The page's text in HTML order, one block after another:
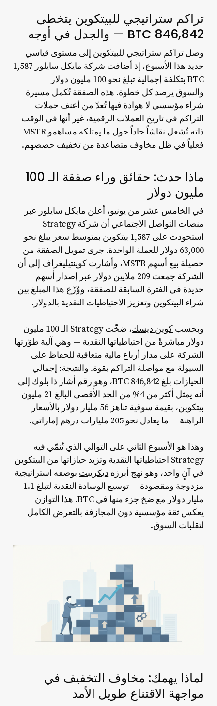
تراكم ستراتيجي للبيتكوين يتخطى
846,842 BTC — والجدل في أوجه
وصل تراكم ستراتيجي للبيتكوين إلى مستوى قياسي
جديد هذا الأسبوع، إذ أضافت شركة مايكل سايلور 1,587
BTC بتكلفة إجمالية تبلغ نحو 100 مليون دولار —
والسوق يرصد كل خطوة. هذه الصفقة تُكمل مسيرة
شراء مؤسسي لا هوادة فيها تُعدّ من أعنف حملات
التراكم في تاريخ العملات الرقمية، غير أنها في الوقت
ذاته تُشعل نقاشاً حاداً حول ما يمتلكه مساهمو MSTR
فعلياً في ظل مخاوف متصاعدة من تخفيف حصصهم.
ماذا حدث: حقائق وراء صفقة الـ 100
مليون دولار
في الخامس عشر من يونيو، أعلن مايكل سايلور عبر
منصات التواصل الاجتماعي أن شركة Strategy
استحوذت على 1,587 بيتكوين بمتوسط سعر يبلغ نحو
63,000 دولار للعملة الواحدة. جرى تمويل الصفقة من
حصيلة بيع أسهم MSTR، وأشارت
كوينتيليغراف إلى أن
الشركة جمعت 209 ملايين دولار عبر إصدار أسهم
جديدة في الفترة السابقة للصفقة، ووُزّع هذا المبلغ بين
شراء البيتكوين وتعزيز الاحتياطيات النقدية بالدولار.
وبحسب كوين ديسك
، ضخّت Strategy الـ 100 مليون
دولار مباشرةً من احتياطياتها النقدية — وهي آلية طوّرتها
الشركة على مدار أرباع مالية متعاقبة للحفاظ على
السيولة مع مواصلة التراكم بقوة. والنتيجة: إجمالي
الحيازات بلغ 846,842 BTC، وهو رقم أشار
ذا بلوك إلى
أنه يمثل أكثر من 4% من الحد الأقصى البالغ 21 مليون
بيتكوين، بقيمة سوقية تناهز 56 مليار دولار بالأسعار
الراهنة — ما يعادل نحو 205 مليارات درهم إماراتي.
وهذا هو الأسبوع الثاني على التوالي الذي تُنمّي فيه
Strategy احتياطياتها النقدية وتزيد حيازاتها من البيتكوين
في آنٍ واحد، وهو نهج أبرزه ديكريبت بوصفه استراتيجية
مزدوجة ومقصودة — توسيع الوسادة النقدية لتبلغ 1.1
مليار دولار مع ضخ جزء منها في BTC. هذا التوازن
يعكس ثقة مؤسسية دون المجازفة بالتعرض الكامل
لتقلبات السوق.
لماذا يهمك: مخاوف التخفيف في
مواجهة الاقتناع طويل الأمد